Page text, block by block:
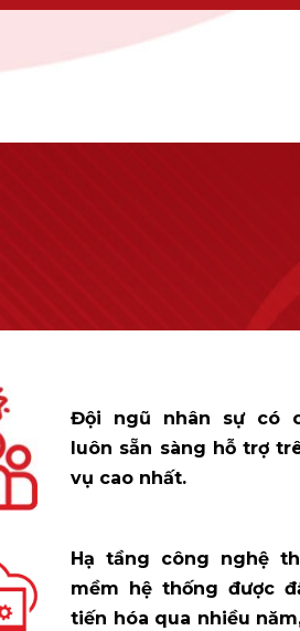
Đội ngũ nhân sự có
luôn sẵn sàng hỗ trợ
vụ cao nhất.
Hạ tầng công nghệ
mềm hệ thống được
tiến hóa qua nhiều